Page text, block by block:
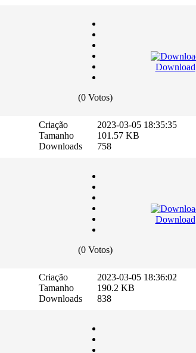
(0 Votos)
Download
Criação
Tamanho
Downloads
2023-03-05 18:35:35
101.57 KB
758
(0 Votos)
Download
Criação
Tamanho
Downloads
2023-03-05 18:36:02
190.2 KB
838